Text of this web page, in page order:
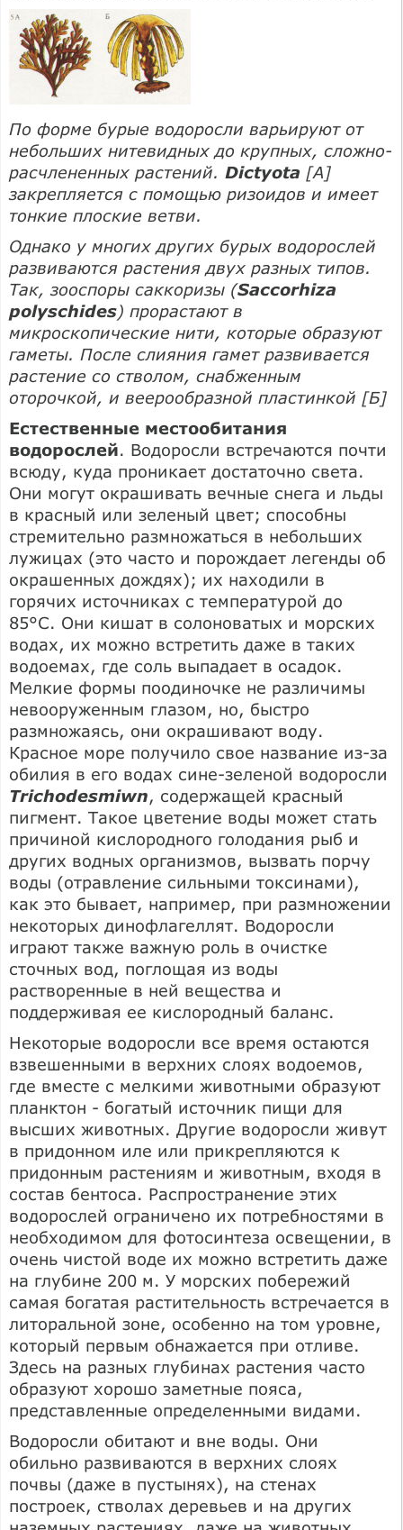
По форме бурые водоросли варьируют от
небольших нитевидных до крупных, сложно-
расчлененных растений. Dictyota [А]
закрепляется с помощью ризоидов и имеет
тонкие плоские ветви.
Однако у многих других бурых водорослей
развиваются растения двух разных типов.
Так, зооспоры саккоризы (Saccorhiza
polyschides) прорастают в
микроскопические нити, которые образуют
гаметы. После слияния гамет развивается
растение со стволом, снабженным
оторочкой, и веерообразной пластинкой [Б]
Естественные местообитания
водорослей. Водоросли встречаются почти
всюду, куда проникает достаточно света.
Они могут окрашивать вечные снега и льды
в красный или зеленый цвет; способны
стремительно размножаться в небольших
лужицах (это часто и порождает легенды об
окрашенных дождях); их находили в
горячих источниках с температурой до
85°С. Они кишат в солоноватых и морских
водах, их можно встретить даже в таких
водоемах, где соль выпадает в осадок.
Мелкие формы поодиночке не различимы
невооруженным глазом, но, быстро
размножаясь, они окрашивают воду.
Красное море получило свое название из-за
обилия в его водах сине-зеленой водоросли
Trichodesmiwn, содержащей красный
пигмент. Такое цветение воды может стать
причиной кислородного голодания рыб и
других водных организмов, вызвать порчу
воды (отравление сильными токсинами),
как это бывает, например, при размножении
некоторых динофлагеллят. Водоросли
играют также важную роль в очистке
сточных вод, поглощая из воды
растворенные в ней вещества и
поддерживая ее кислородный баланс.
Некоторые водоросли все время остаются
взвешенными в верхних слоях водоемов,
где вместе с мелкими животными образуют
планктон - богатый источник пищи для
высших животных. Другие водоросли живут
в придонном иле или прикрепляются к
придонным растениям и животным, входя в
состав бентоса. Распространение этих
водорослей ограничено их потребностями в
необходимом для фотосинтеза освещении, в
очень чистой воде их можно встретить даже
на глубине 200 м. У морских побережий
самая богатая растительность встречается в
литоральной зоне, особенно на том уровне,
который первым обнажается при отливе.
Здесь на разных глубинах растения часто
образуют хорошо заметные пояса,
представленные определенными видами.
Водоросли обитают и вне воды. Они
обильно развиваются в верхних слоях
почвы (даже в пустынях), на стенах
построек, стволах деревьев и на других